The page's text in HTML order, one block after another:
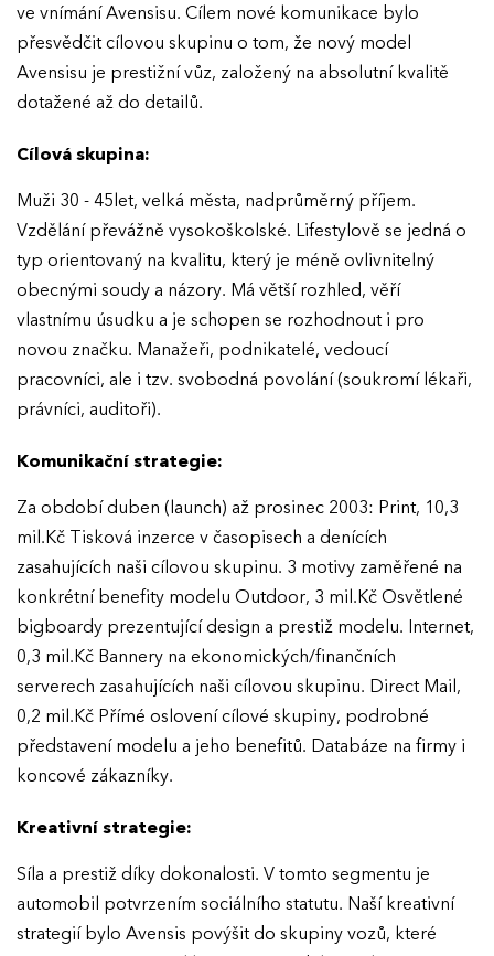
ve vnímání Avensisu. Cílem nové komunikace bylo
přesvědčit cílovou skupinu o tom, že nový model
Avensisu je prestižní vůz, založený na absolutní kvalitě
dotažené až do detailů.
Cílová skupina:
Muži 30 - 45let, velká města, nadprůměrný příjem.
Vzdělání převážně vysokoškolské. Lifestylově se jedná o
typ orientovaný na kvalitu, který je méně ovlivnitelný
obecnými soudy a názory. Má větší rozhled, věří
vlastnímu úsudku a je schopen se rozhodnout i pro
novou značku. Manažeři, podnikatelé, vedoucí
pracovníci, ale i tzv. svobodná povolání (soukromí lékaři,
právníci, auditoři).
Komunikační strategie:
Za období duben (launch) až prosinec 2003: Print, 10,3
mil.Kč Tisková inzerce v časopisech a denících
zasahujících naši cílovou skupinu. 3 motivy zaměřené na
konkrétní benefity modelu Outdoor, 3 mil.Kč Osvětlené
bigboardy prezentující design a prestiž modelu. Internet,
0,3 mil.Kč Bannery na ekonomických/finančních
serverech zasahujících naši cílovou skupinu. Direct Mail,
0,2 mil.Kč Přímé oslovení cílové skupiny, podrobné
představení modelu a jeho benefitů. Databáze na firmy i
koncové zákazníky.
Kreativní strategie:
Síla a prestiž díky dokonalosti. V tomto segmentu je
automobil potvrzením sociálního statutu. Naší kreativní
strategií bylo Avensis povýšit do skupiny vozů, které